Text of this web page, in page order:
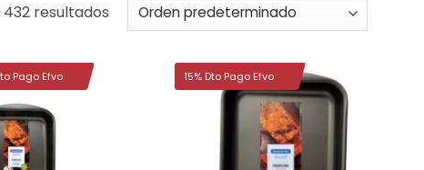
432 resultados
Pago Efvo
Añadir
lista de
deseos
15% Dto Pago Efvo